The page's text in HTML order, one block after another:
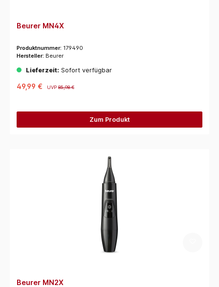
Beurer MN4X
Produktnummer: 179490
Hersteller: Beurer
Lieferzeit: Sofort verfügbar
49,99 € UVP85,98 €
Zum Produkt
Beurer MN2X